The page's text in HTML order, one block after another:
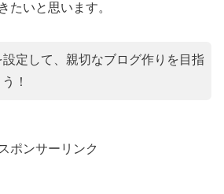
たいと思います。
定して、親切なブログ作りを目指
！
スポンサーリンク